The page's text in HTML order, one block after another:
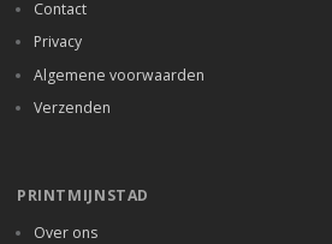
Contact
Privacy
Algemene voorwaarden
Verzenden
PRINTMIJNSTAD
Over ons